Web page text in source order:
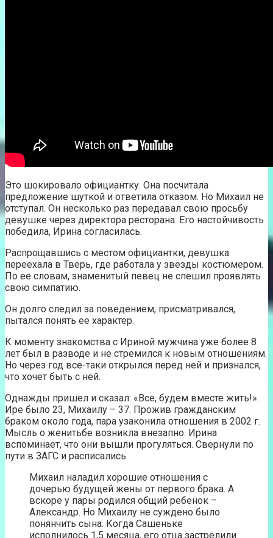
Это шокировало официантку. Она посчитала
предложение шуткой и ответила отказом. Но Михаил не
отступал. Он несколько раз передавал свою просьбу
девушке через директора ресторана. Его настойчивость
победила, Ирина согласилась.
Распрощавшись с местом официантки, девушка
переехала в Тверь, где работала у звезды костюмером.
По ее словам, знаменитый певец не спешил проявлять
свою симпатию.
Он долго следил за поведением, присматривался,
пытался понять ее характер.
К моменту знакомства с Ириной мужчина уже более 8
лет был в разводе и не стремился к новым отношениям.
Но через год все-таки открылся перед ней и признался,
что хочет быть с ней.
Однажды пришел и сказал: «Все, будем вместе жить!».
Ире было 23, Михаилу – 37. Прожив гражданским
браком около года, пара узаконила отношения в 2002 г.
Мысль о женитьбе возникла внезапно. Ирина
вспоминает, что они вышли прогуляться. Свернули по
пути в ЗАГС и расписались.
Михаил наладил хорошие отношения с
дочерью будущей жены от первого брака. А
вскоре у пары родился общий ребенок –
Александр. Но Михаилу не суждено было
понянчить сына. Когда Сашеньке
исполнилось 1,5 месяца, его отца застрелили